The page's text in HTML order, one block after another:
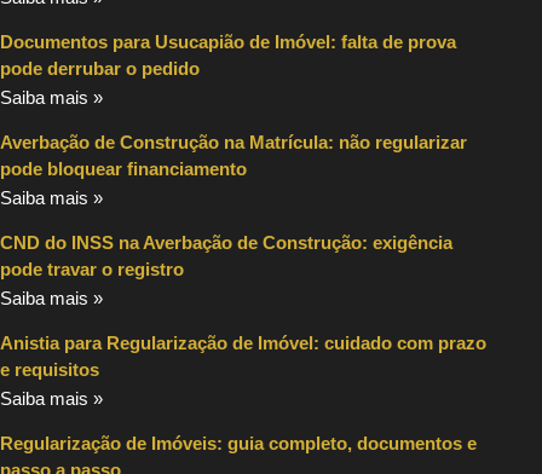
Documentos para Usucapião de Imóvel: falta de prova
pode derrubar o pedido
Saiba mais »
Averbação de Construção na Matrícula: não regularizar
pode bloquear financiamento
Saiba mais »
CND do INSS na Averbação de Construção: exigência
pode travar o registro
Saiba mais »
Anistia para Regularização de Imóvel: cuidado com prazo
e requisitos
Saiba mais »
Regularização de Imóveis: guia completo, documentos e
passo a passo